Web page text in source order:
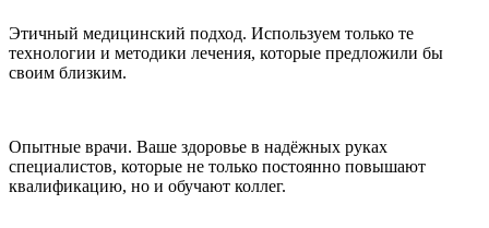
Этичный медицинский подход. Используем только те
технологии и методики лечения, которые предложили бы
своим близким.
Опытные врачи. Ваше здоровье в надёжных руках
специалистов, которые не только постоянно повышают
квалификацию, но и обучают коллег.